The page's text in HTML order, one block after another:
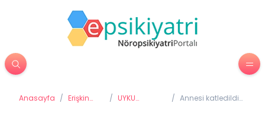
Anasayfa / Erişkin
/ UYKU
/ Annesi katledildi